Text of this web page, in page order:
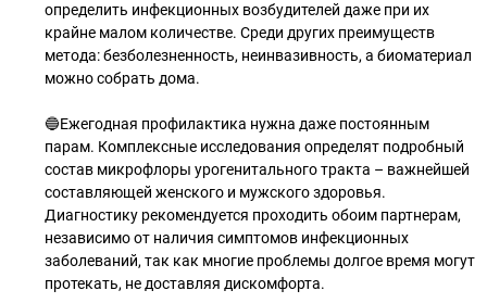
определить инфекционных возбудителей даже при их
крайне малом количестве. Среди других преимуществ
метода: безболезненность, неинвазивность, а биоматериал
можно собрать дома.
🔵Ежегодная профилактика нужна даже постоянным
парам. Комплексные исследования определят подробный
состав микрофлоры урогенитального тракта – важнейшей
составляющей женского и мужского здоровья.
Диагностику рекомендуется проходить обоим партнерам,
независимо от наличия симптомов инфекционных
заболеваний, так как многие проблемы долгое время могут
протекать, не доставляя дискомфорта.